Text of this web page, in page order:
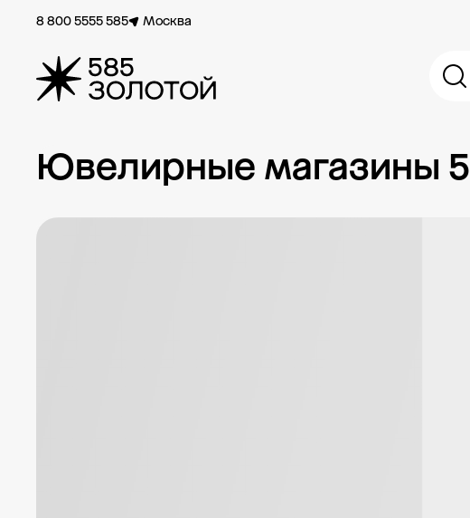
8 800 5555 585 Москва
Ювелирные магазины